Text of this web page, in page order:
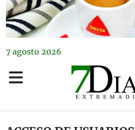
7 agosto 2026